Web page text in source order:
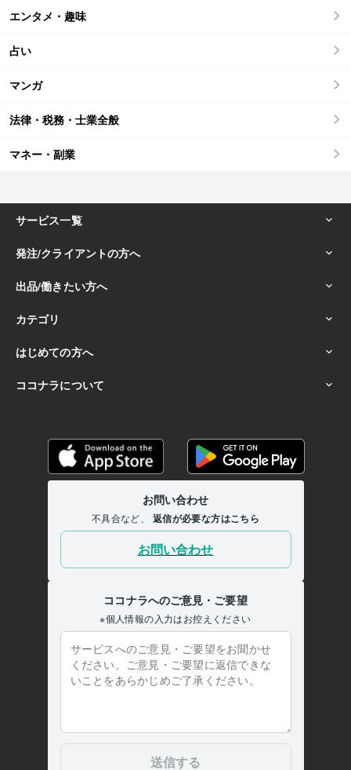
エンタメ・趣味
占い
マンガ
法律・税務・士業全般
マネー・副業